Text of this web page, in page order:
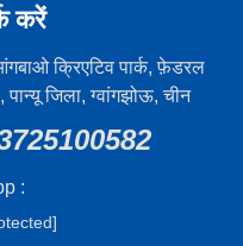
करें
क्रिएटिव पार्क, फ़ेडरल
जिला, ग्वांगझोऊ, चीन
: